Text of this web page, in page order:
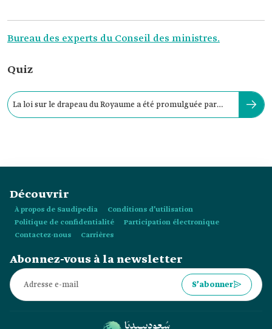
Bureau des experts du Conseil des ministres.
Quiz
La loi sur le drapeau du Royaume a été promulguée par
Découvrir
À propos de Saudipedia
Conditions d’utilisation
Politique de confidentialité
Participation électronique
Contactez-nous
Carrières
Abonnez-vous à la newsletter
S’abonner